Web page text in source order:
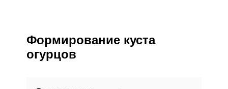
Формирование куста
огурцов